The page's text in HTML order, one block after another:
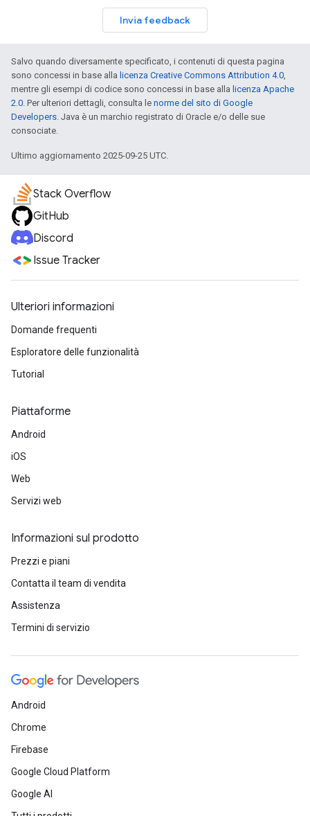
Invia feedback
Salvo quando diversamente specificato, i contenuti di questa pagina
sono concessi in base alla licenza Creative Commons Attribution 4.0,
mentre gli esempi di codice sono concessi in base alla licenza Apache
2.0. Per ulteriori dettagli, consulta le norme del sito di Google
Developers. Java è un marchio registrato di Oracle e/o delle sue
consociate.
Ultimo aggiornamento 2025-09-25 UTC.
Stack Overflow
GitHub
Discord
Issue Tracker
Ulteriori informazioni
Domande frequenti
Esploratore delle funzionalità
Tutorial
Piattaforme
Android
iOS
Web
Servizi web
Informazioni sul prodotto
Prezzi e piani
Contatta il team di vendita
Assistenza
Termini di servizio
Android
Chrome
Firebase
Google Cloud Platform
Google AI